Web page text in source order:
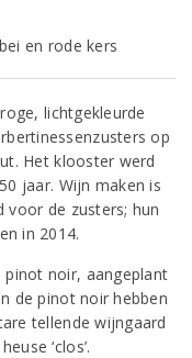
en rode kers
lichtgekleurde
op
Het klooster werd
jaar. Wijn maken is
voor de zusters; hun
in 2014.
noir, aangeplant
de pinot noir hebben
tellende wijngaard
‘clos’.